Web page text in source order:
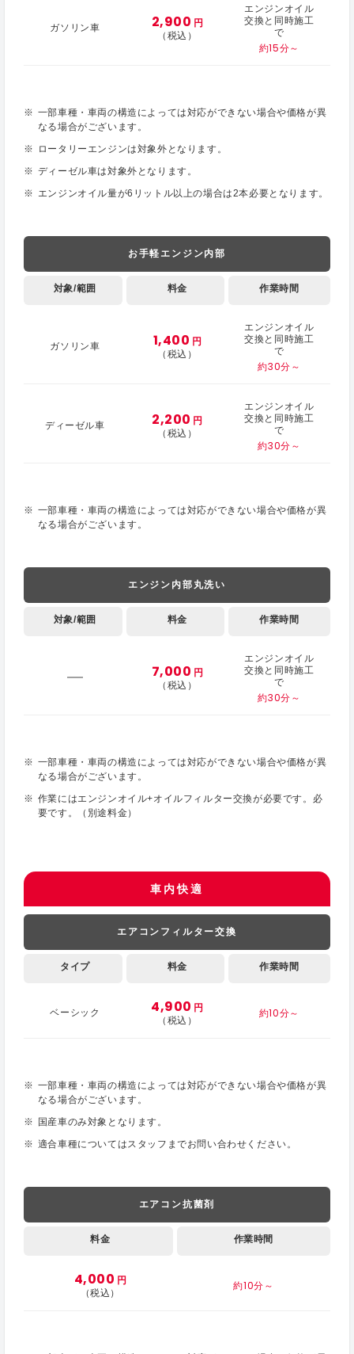
ガソリン車 2,900 円
（税込）
エンジンオイル
交換と同時施工
で
約15分～
一部車種・車両の構造によっては対応ができない場合や価格が異
なる場合がございます。
ロータリーエンジンは対象外となります。
ディーゼル車は対象外となります。
エンジンオイル量が6リットル以上の場合は2本必要となります。
お手軽エンジン内部
対象/範囲 料金 作業時間
ガソリン車 1,400 円
（税込）
エンジンオイル
交換と同時施工
で
約30分～
ディーゼル車 2,200 円
（税込）
エンジンオイル
交換と同時施工
で
約30分～
一部車種・車両の構造によっては対応ができない場合や価格が異
なる場合がございます。
エンジン内部丸洗い
対象/範囲 料金 作業時間
7,000 円
（税込）
エンジンオイル
交換と同時施工
で
約30分～
一部車種・車両の構造によっては対応ができない場合や価格が異
なる場合がございます。
作業にはエンジンオイル+オイルフィルター交換が必要です。必
要です。（別途料金）
車内快適
エアコンフィルター交換
タイプ 料金 作業時間
ベーシック 4,900 円
（税込）
約10分～
一部車種・車両の構造によっては対応ができない場合や価格が異
なる場合がございます。
国産車のみ対象となります。
適合車種についてはスタッフまでお問い合わせください。
エアコン抗菌剤
料金 作業時間
4,000 円
（税込）
約10分～